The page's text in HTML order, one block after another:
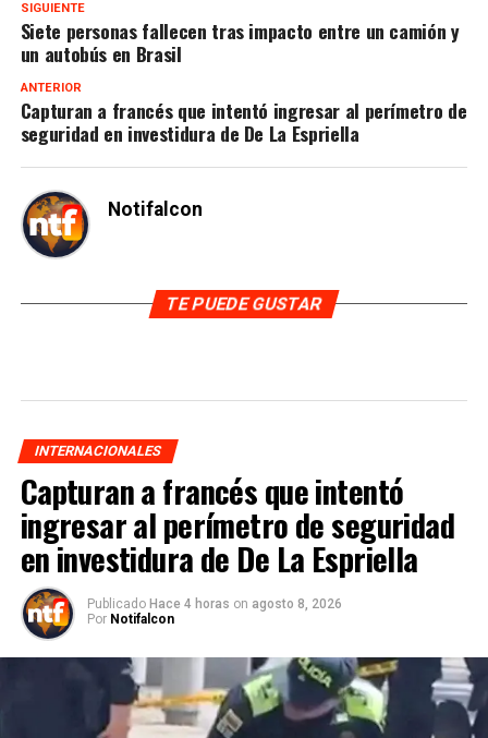
SIGUIENTE
Siete personas fallecen tras impacto entre un camión y
un autobús en Brasil
ANTERIOR
Capturan a francés que intentó ingresar al perímetro de
seguridad en investidura de De La Espriella
Notifalcon
TE PUEDE GUSTAR
INTERNACIONALES
Capturan a francés que intentó
ingresar al perímetro de seguridad
en investidura de De La Espriella
Publicado Hace 4 horas on agosto 8, 2026
Por Notifalcon